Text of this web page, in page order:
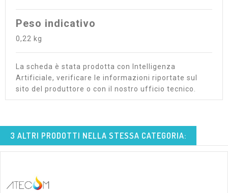
Peso indicativo
0,22 kg
La scheda è stata prodotta con Intelligenza
Artificiale, verificare le informazioni riportate sul
sito del produttore o con il nostro ufficio tecnico.
3 ALTRI PRODOTTI NELLA STESSA CATEGORIA: